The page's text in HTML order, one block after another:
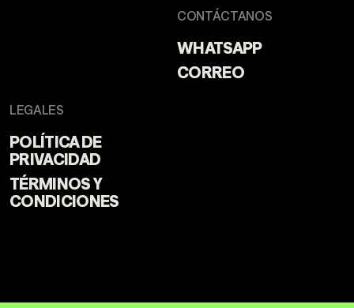
CONTÁCTANOS
WHATSAPP
CORREO
LEGALES
POLÍTICA DE
PRIVACIDAD
TÉRMINOS Y
CONDICIONES